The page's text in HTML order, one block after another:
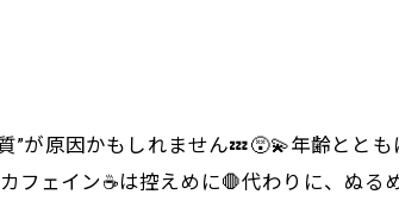
”が原因かもしれません💤😵‍💫年齢とと
ェイン☕は控えめに🛑代わりに、ぬる